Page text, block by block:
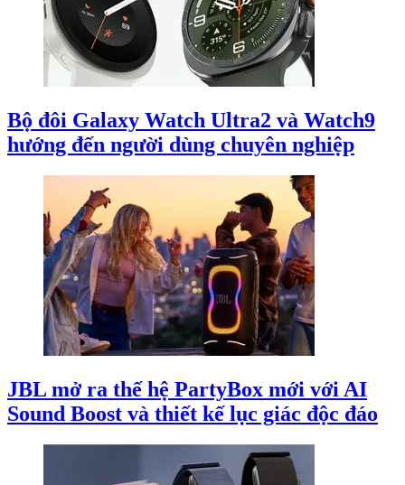
Bộ đôi Galaxy Watch Ultra2 và Watch9
hướng đến người dùng chuyên nghiệp
JBL mở ra thế hệ PartyBox mới với AI
Sound Boost và thiết kế lục giác độc đáo